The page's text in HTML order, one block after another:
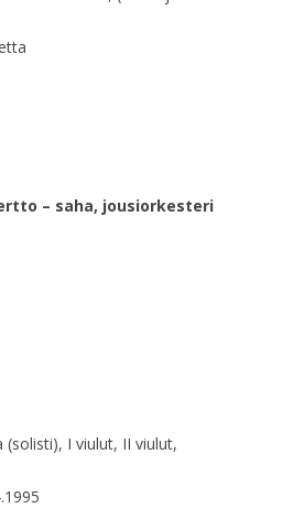
– saha, jousiorkesteri
I viulut, II viulut,